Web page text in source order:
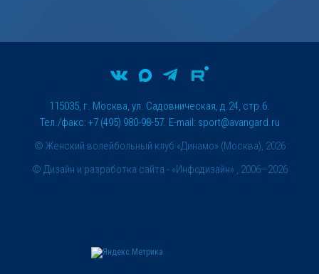
© Женский волейбольный клуб «Динамо» (Москва), 2026
115035, г. Москва, ул. Садовническая, д.24, стр.6.
Тел./факс: +7 (495) 980-98-57. E-mail: sport@avangard.ru
© Дизайн и разработка сайта - «Инфодизайн» , 2006—2026